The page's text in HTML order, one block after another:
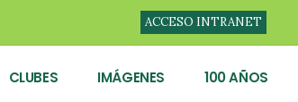
ACCESO INTRANET
CLUBES IMÁGENES 100 AÑOS